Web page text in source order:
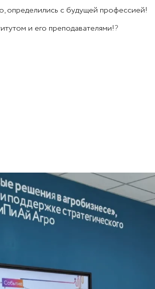
определились с будущей профессией!
и его преподавателями!?